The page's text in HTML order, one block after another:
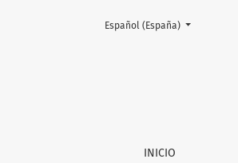
Envíos
INICIO
Cambiar el idioma. El actual es:
Español (España)